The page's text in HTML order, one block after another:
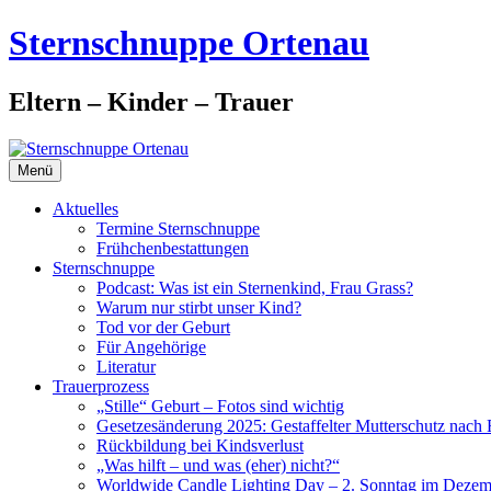
Zum
Inhalt
Sternschnuppe Ortenau
Eltern – Kinder – Trauer
Menü
Aktuelles
Termine Sternschnuppe
Frühchenbestattungen
Sternschnuppe
Podcast: Was ist ein Sternenkind, Frau Grass?
Warum nur stirbt unser Kind?
Tod vor der Geburt
Für Angehörige
Literatur
Trauerprozess
„Stille“ Geburt – Fotos sind wichtig
Gesetzesänderung 2025: Gestaffelter Mutterschutz nach
Rückbildung bei Kindsverlust
„Was hilft – und was (eher) nicht?“
Worldwide Candle Lighting Day – 2. Sonntag im